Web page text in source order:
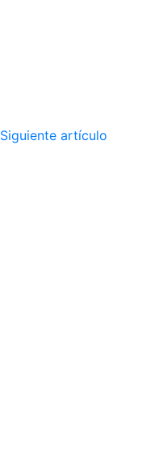
Siguiente artículo